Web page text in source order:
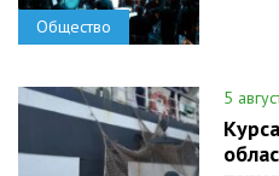
Общество
5